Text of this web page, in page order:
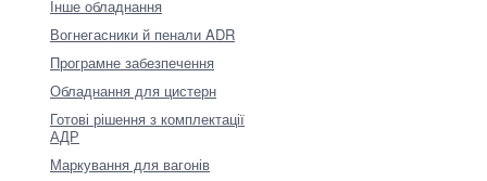
Інше обладнання
Вогнегасники й пенали ADR
Програмне забезпечення
Обладнання для цистерн
Готові рішення з комплектації
АДР
Маркування для вагонів